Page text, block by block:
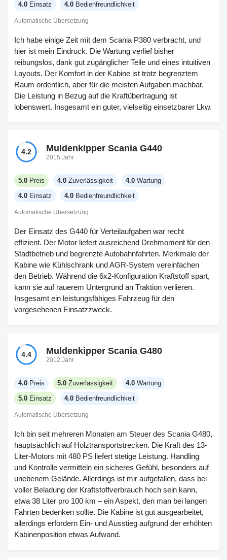
4.0 Einsatz 4.0 Bedienfreundlichkeit
Automatische Übersetzung
Ich habe einige Zeit mit dem Scania P380 verbracht, und
hier ist mein Eindruck. Die Wartung verlief bisher
reibungslos, dank gut zugänglicher Teile und eines intuitiven
Layouts. Der Komfort in der Kabine ist trotz begrenztem
Raum ordentlich, aber für die meisten Aufgaben machbar.
Die Leistung in Bezug auf die Kraftübertragung ist
lobenswert. Insgesamt ein guter, vielseitig einsetzbarer Lkw.
4.2 Muldenkipper Scania G440
2015 Jahr
5.0 Preis 4.0 Zuverlässigkeit 4.0 Wartung
4.0 Einsatz 4.0 Bedienfreundlichkeit
Automatische Übersetzung
Der Einsatz des G440 für Verteilaufgaben war recht
effizient. Der Motor liefert ausreichend Drehmoment für den
Stadtbetrieb und begrenzte Autobahnfahrten. Merkmale der
Kabine wie Kühlschrank und AGR‑System vereinfachen
den Betrieb. Während die 6x2‑Konfiguration Kraftstoff spart,
kann sie auf rauerem Untergrund an Traktion verlieren.
Insgesamt ein leistungsfähiges Fahrzeug für den
vorgesehenen Einsatzzweck.
4.4 Muldenkipper Scania G480
2012 Jahr
4.0 Preis 5.0 Zuverlässigkeit 4.0 Wartung
5.0 Einsatz 4.0 Bedienfreundlichkeit
Automatische Übersetzung
Ich bin seit mehreren Monaten am Steuer des Scania G480,
hauptsächlich auf Holztransportstrecken. Die Kraft des 13-
Liter-Motors mit 480 PS liefert stetige Leistung. Handling
und Kontrolle vermitteln ein sicheres Gefühl, besonders auf
unebenem Gelände. Allerdings ist mir aufgefallen, dass bei
voller Beladung der Kraftstoffverbrauch hoch sein kann,
etwa 38 Liter pro 100 km – ein Aspekt, den man bei langen
Fahrten bedenken sollte. Die Kabine ist gut ausgearbeitet,
allerdings erfordern Ein- und Ausstieg aufgrund der erhöhten
Kabinenposition etwas Aufwand.